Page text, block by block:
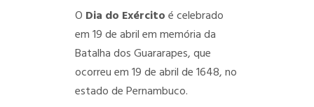
O Dia do Exércitoé celebrado
em 19 de abril em memória da
Batalha dos Guararapes, que
ocorreu em 19 de abril de 1648, no
estado de Pernambuco.